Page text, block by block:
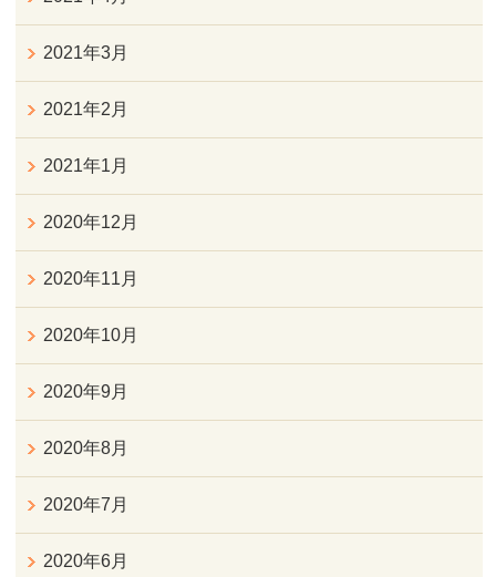
2021年3月
2021年2月
2021年1月
2020年12月
2020年11月
2020年10月
2020年9月
2020年8月
2020年7月
2020年6月